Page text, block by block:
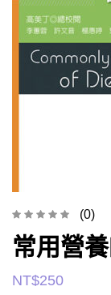
(0)
常用營
NT$250